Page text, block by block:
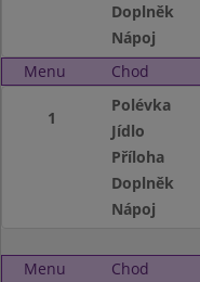
Doplněk
Nápoj
Menu
Chod
1
Polévka
Jídlo
Příloha
Doplněk
Nápoj
Menu Chod